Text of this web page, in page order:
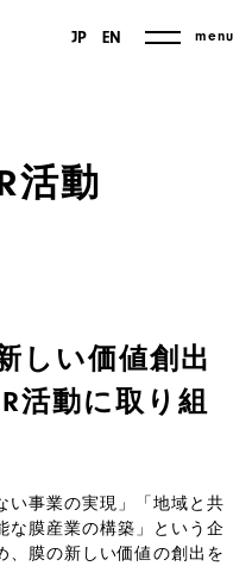
JP EN menu
活動
しい価値創出
活動に取り組
い事業の実現」「地域と共
な膜産業の構築」という企
、膜の新しい価値の創出を